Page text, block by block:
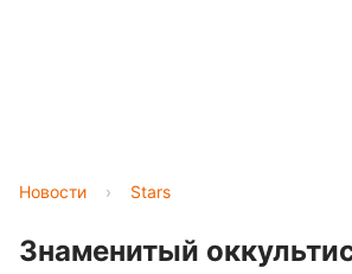
Новости › Stars
Знаменитый